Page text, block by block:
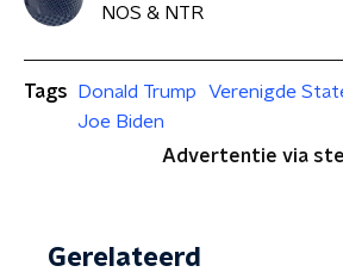
NOS & NTR
Tags Donald Trump
Verenigde
Joe Biden
Advertentie via
Gerelateerd